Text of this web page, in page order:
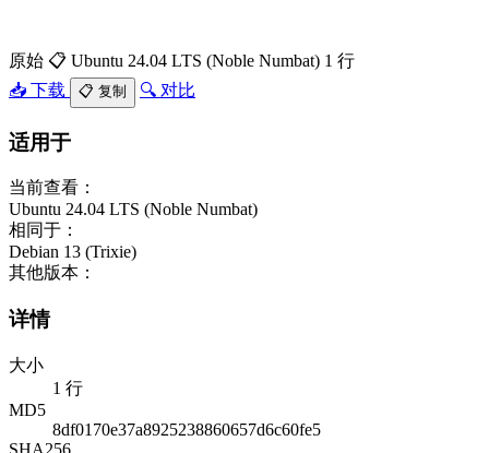
原始 📋 Ubuntu 24.04 LTS (Noble Numbat) 1 行
📥 下载
📋 复制 🔍 对比
适用于
当前查看：
Ubuntu 24.04 LTS (Noble Numbat)
相同于：
Debian 13 (Trixie)
其他版本：
详情
大小
1 行
MD5
8df0170e37a8925238860657d6c60fe5
SHA256